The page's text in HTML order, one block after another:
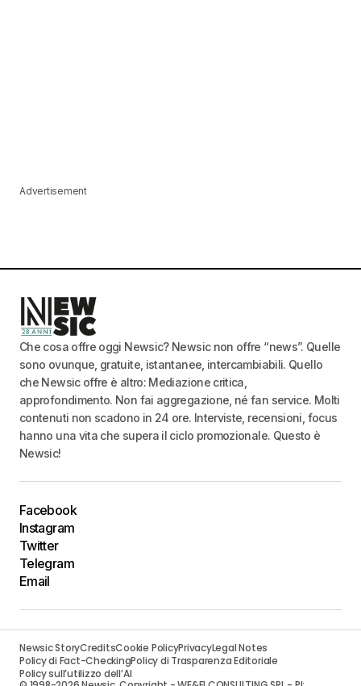
Advertisement
Che cosa offre oggi Newsic? Newsic non offre “news”. Quelle
sono ovunque, gratuite, istantanee, intercambiabili. Quello
che Newsic offre è altro: Mediazione critica,
approfondimento. Non fai aggregazione, né fan service. Molti
contenuti non scadono in 24 ore. Interviste, recensioni, focus
hanno una vita che supera il ciclo promozionale. Questo è
Newsic!
Facebook
Instagram
Twitter
Telegram
Email
Newsic StoryCreditsCookie PolicyPrivacyLegal Notes
Policy di Fact-CheckingPolicy di Trasparenza Editoriale
Policy sull’utilizzo dell’AI